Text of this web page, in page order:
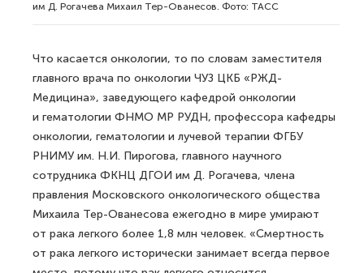
им Д. Рогачева Михаил Тер-Ованесов. Фото: ТАСС
Что касается онкологии, то по словам заместителя
главного врача по онкологии ЧУЗ ЦКБ «РЖД-
Медицина», заведующего кафедрой онкологии
и гематологии ФНМО МР РУДН, профессора кафедры
онкологии, гематологии и лучевой терапии ФГБУ
РНИМУ им. Н.И. Пирогова, главного научного
сотрудника ФКНЦ ДГОИ им Д. Рогачева, члена
правления Московского онкологического общества
Михаила Тер-Ованесова ежегодно в мире умирают
от рака легкого более 1,8 млн человек. «Смертность
от рака легкого исторически занимает всегда первое